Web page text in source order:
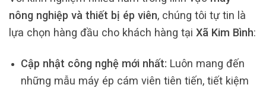
nông nghiệp và thiết bị ép viên, chúng tôi tự tin là
lựa chọn hàng đầu cho khách hàng tại Xã Kim Bình:
Cập nhật công nghệ mới nhất: Luôn mang đến
những mẫu máy ép cám viên tiên tiến, tiết kiệm